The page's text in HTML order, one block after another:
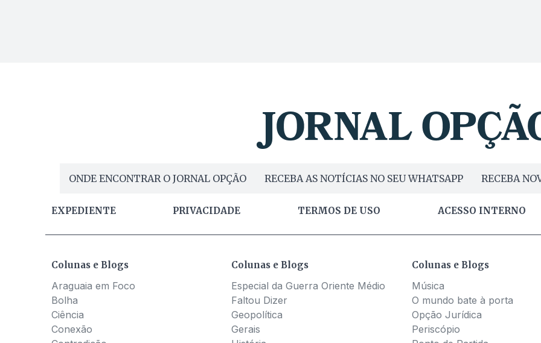
ONDE ENCONTRAR O JORNAL OPÇÃO RECEBA AS NOTÍCIAS NO SEU WHATSAPP RECEBA
EXPEDIENTE PRIVACIDADE TERMOS DE USO ACESSO INTERNO
Colunas e Blogs
Araguaia em Foco
Bolha
Ciência
Conexão
Colunas e Blogs
Especial da Guerra Oriente Médio
Faltou Dizer
Geopolítica
Gerais
Colunas e Blogs
Música
O mundo bate à porta
Opção Jurídica
Periscópio